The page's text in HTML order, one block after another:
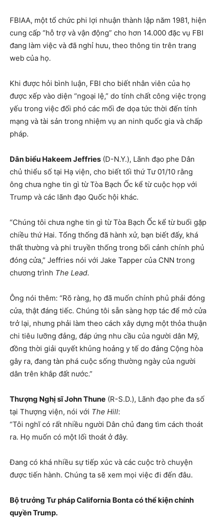
FBIAA, một tổ chức phi lợi nhuận thành lập năm 1981, hiện
cung cấp “hỗ trợ và vận động” cho hơn 14.000 đặc vụ FBI
đang làm việc và đã nghỉ hưu, theo thông tin trên trang
web của họ.
Khi được hỏi bình luận, FBI cho biết nhân viên của họ
được xếp vào diện “ngoại lệ,” do tính chất công việc trọng
yếu trong việc đối phó các mối đe dọa tức thời đến tính
mạng và tài sản trong nhiệm vụ an ninh quốc gia và chấp
pháp.
Dân biểu Hakeem Jeffries (D-N.Y.), Lãnh đạo phe Dân
chủ thiểu số tại Hạ viện, cho biết tối thứ Tư 01/10 rằng
ông chưa nghe tin gì từ Tòa Bạch Ốc kể từ cuộc họp với
Trump và các lãnh đạo Quốc hội khác.
“Chúng tôi chưa nghe tin gì từ Tòa Bạch Ốc kể từ buổi gặp
chiều thứ Hai. Tổng thống đã hành xử, bạn biết đấy, khá
thất thường và phi truyền thống trong bối cảnh chính phủ
đóng cửa,” Jeffries nói với Jake Tapper của CNN trong
chương trình The Lead.
Ông nói thêm: “Rõ ràng, họ đã muốn chính phủ phải đóng
cửa, thật đáng tiếc. Chúng tôi sẵn sàng hợp tác để mở cửa
trở lại, nhưng phải làm theo cách xây dựng một thỏa thuận
chi tiêu lưỡng đảng, đáp ứng nhu cầu của người dân Mỹ,
đồng thời giải quyết khủng hoảng y tế do đảng Cộng hòa
gây ra, đang tàn phá cuộc sống thường ngày của người
dân trên khắp đất nước.”
Thượng Nghị sĩ John Thune (R-S.D.), Lãnh đạo phe đa số
tại Thượng viện, nói với The Hill:
“Tôi nghĩ có rất nhiều người Dân chủ đang tìm cách thoát
ra. Họ muốn có một lối thoát ở đây.
Đang có khá nhiều sự tiếp xúc và các cuộc trò chuyện
được tiến hành. Chúng ta sẽ xem mọi việc đi đến đâu.
Bộ trưởng Tư pháp California Bonta có thể kiện chính
quyền Trump.